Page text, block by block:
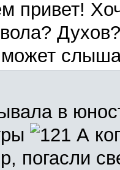
привет!
в
А
погасли